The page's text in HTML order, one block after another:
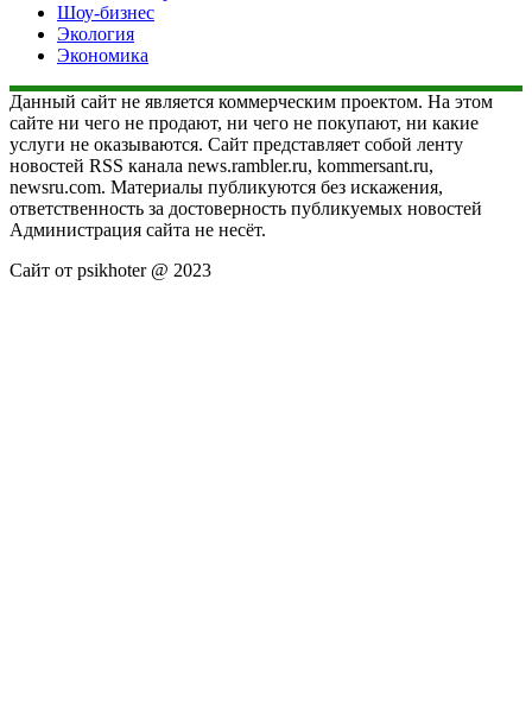
Шоу-бизнес
Экология
Экономика
Данный сайт не является коммерческим проектом. На этом
сайте ни чего не продают, ни чего не покупают, ни какие
услуги не оказываются. Сайт представляет собой ленту
новостей RSS канала news.rambler.ru, kommersant.ru,
newsru.com. Материалы публикуются без искажения,
ответственность за достоверность публикуемых новостей
Администрация сайта не несёт.
Сайт от psikhoter @ 2023